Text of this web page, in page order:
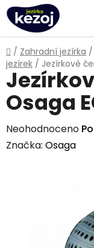
Přejít
na
obsah
Domů
/ Zahradní jezírka /
jezírek / Jezírkové
Osaga
Průměrné
hodnocení
Neohodnoceno
Značka: Osaga